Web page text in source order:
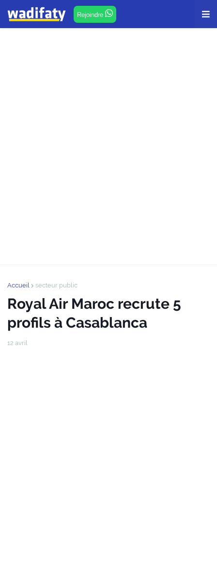
Rejoindre
Accueil secteur public
Royal Air Maroc recrute 5
profils à Casablanca
12 avril